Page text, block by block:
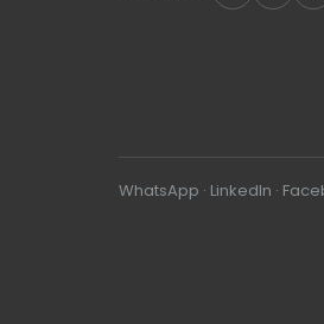
WhatsApp · LinkedIn ·